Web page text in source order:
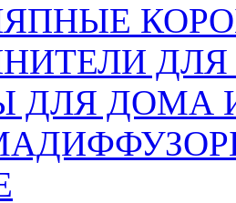
ДЛЯ ДОМА